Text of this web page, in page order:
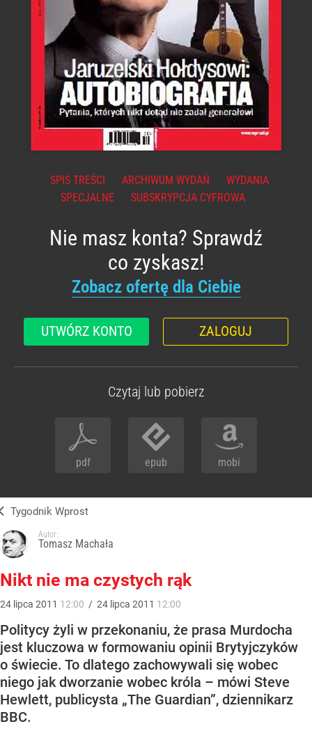
SPIS TREŚCI ARCHIWUM WYDAŃ
WYDANIA
SPECJALNE
SUBSKRYPCJA CYFROWA
Nie masz konta? Sprawdź
co zyskasz!
Zobacz ofertę dla Ciebie
UTWÓRZ KONTO ZALOGUJ
Czytaj lub pobierz
pdf epub mobi
Tygodnik Wprost
Autor:
Tomasz Machała
Nikt nie ma czystych rąk
24 lipca 2011 12:00 / 24 lipca 2011 12:00
Politycy żyli w przekonaniu, że prasa Murdocha
jest kluczowa w formowaniu opinii Brytyjczyków
o świecie. To dlatego zachowywali się wobec
niego jak dworzanie wobec króla – mówi Steve
Hewlett, publicysta „The Guardian”, dziennikarz
BBC.